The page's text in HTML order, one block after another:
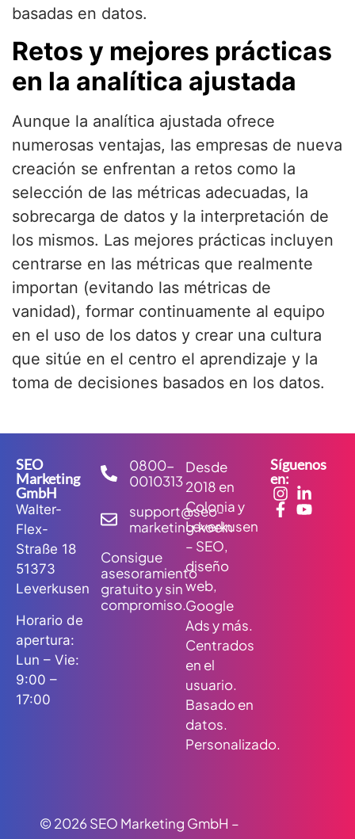
basadas en datos.
Retos y mejores prácticas
en la analítica ajustada
Aunque la analítica ajustada ofrece
numerosas ventajas, las empresas de nueva
creación se enfrentan a retos como la
selección de las métricas adecuadas, la
sobrecarga de datos y la interpretación de
los mismos. Las mejores prácticas incluyen
centrarse en las métricas que realmente
importan (evitando las métricas de
vanidad), formar continuamente al equipo
en el uso de los datos y crear una cultura
que sitúe en el centro el aprendizaje y la
toma de decisiones basados en los datos.
SEO
Marketing
GmbH
Walter-
Flex-
Straße 18
51373
Leverkusen
Horario de
apertura:
Lun – Vie:
9:00 –
17:00
0800-
0010313
support@seo-
marketing.koeln
Consigue
asesoramiento
gratuito y sin
compromiso.
Desde
2018 en
Colonia y
Leverkusen
– SEO,
diseño
web,
Google
Ads y más.
Centrados
en el
usuario.
Basado en
datos.
Personalizado.
Síguenos
en:
© 2026 SEO Marketing GmbH –